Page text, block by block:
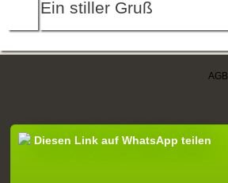
Ein stiller Gruß
AGB
Diesen Link auf WhatsApp teilen